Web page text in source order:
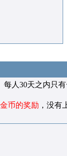
人30天之内只
币的奖励 ，没有